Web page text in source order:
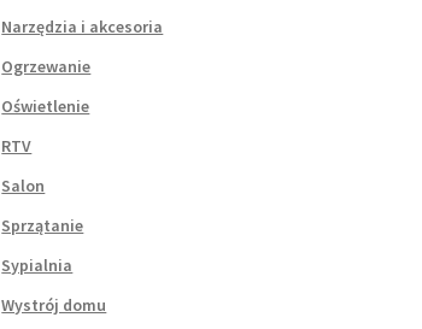
Narzędzia i akcesoria
Ogrzewanie
Oświetlenie
RTV
Salon
Sprzątanie
Sypialnia
Wystrój domu